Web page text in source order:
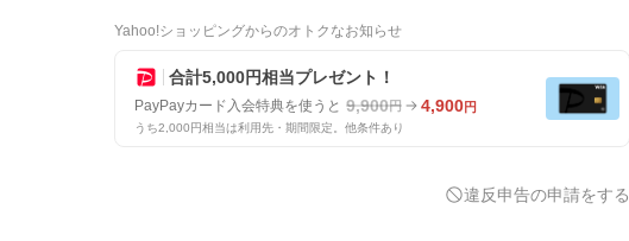
Yahoo!ショッピングからのオトクなお知らせ
合計5,000円相当プレゼント！
PayPayカード入会特典を使うと 9,900円 4,900円
うち2,000円相当は利用先・期間限定。他条件あり
違反申告の申請をする